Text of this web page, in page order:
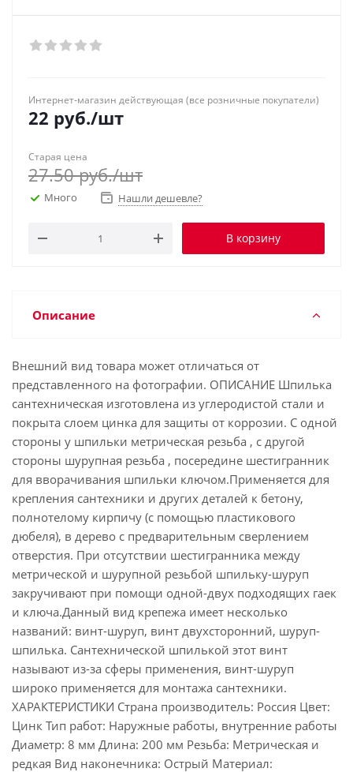
Интернет-магазин действующая (все розничные покупатели)
22 руб./шт
Старая цена
27.50руб./шт
Много Нашли дешевле?
В корзину
Описание
Внешний вид товара может отличаться от
представленного на фотографии. ОПИСАНИЕ Шпилька
сантехническая изготовлена из углеродистой стали и
покрыта слоем цинка для защиты от коррозии. С одной
стороны у шпильки метрическая резьба , с другой
стороны шурупная резьба , посередине шестигранник
для вворачивания шпильки ключом.Применяется для
крепления сантехники и других деталей к бетону,
полнотелому кирпичу (с помощью пластикового
дюбеля), в дерево с предварительным сверлением
отверстия. При отсутствии шестигранника между
метрической и шурупной резьбой шпильку-шуруп
закручивают при помощи одной-двух подходящих гаек
и ключа.Данный вид крепежа имеет несколько
названий: винт-шуруп, винт двухсторонний, шуруп-
шпилька. Сантехнической шпилькой этот винт
называют из-за сферы применения, винт-шуруп
широко применяется для монтажа сантехники.
ХАРАКТЕРИСТИКИ Страна производитель: Россия Цвет:
Цинк Тип работ: Наружные работы, внутренние работы
Диаметр: 8 мм Длина: 200 мм Резьба: Метрическая и
редкая Вид наконечника: Острый Материал: